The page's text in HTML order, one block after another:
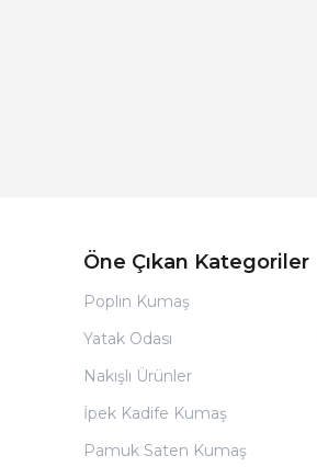
Öne Çıkan Kategoriler
Poplin Kumaş
Yatak Odası
Nakışlı Ürünler
İpek Kadife Kumaş
Pamuk Saten Kumaş